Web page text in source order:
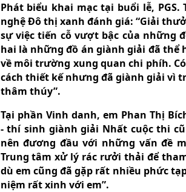
Phát biểu khai mạc tại buổi lễ, PGS.
nghệ Đô thị xanh đánh giá: “Giải
sự việc tiến cỗ vượt bậc của những
hai là những đồ án giành giải đã thể
về môi trường xung quan chi phíh.
cách thiết kế nhưng đã giành giải vì
thâm thúy”.
Tại phần Vinh danh, em Phan Thị
- thí sinh giành giải Nhất cuộc thi
nên đương đầu với những vấn đề
Trung tâm xử lý rác rưởi thải để
dù em cũng đã gặp rất nhiều phức
niệm rất xinh với em”.